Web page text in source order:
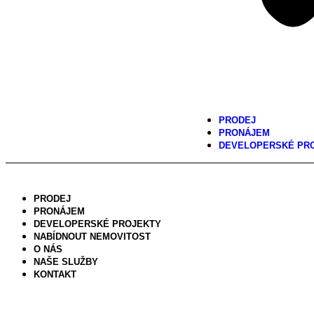
PRODEJ
PRONÁJEM
DEVELOPERSKÉ
PRODEJ
PRONÁJEM
DEVELOPERSKÉ PROJEKTY
NABÍDNOUT NEMOVITOST
O NÁS
NAŠE SLUŽBY
KONTAKT